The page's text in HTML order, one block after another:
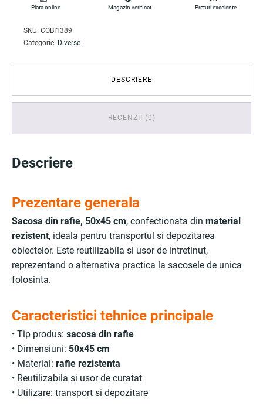
Plata online Magazin verificat Preturi excelente
SKU: COBI1389
Categorie: Diverse
DESCRIERE
RECENZII (0)
Descriere
Prezentare generala
Sacosa din rafie, 50x45 cm, confectionata din material
rezistent, ideala pentru transportul si depozitarea
obiectelor. Este reutilizabila si usor de intretinut,
reprezentand o alternativa practica la sacosele de unica
folosinta.
Caracteristici tehnice principale
• Tip produs: sacosa din rafie
• Dimensiuni: 50x45 cm
• Material: rafie rezistenta
• Reutilizabila si usor de curatat
• Utilizare: transport si depozitare